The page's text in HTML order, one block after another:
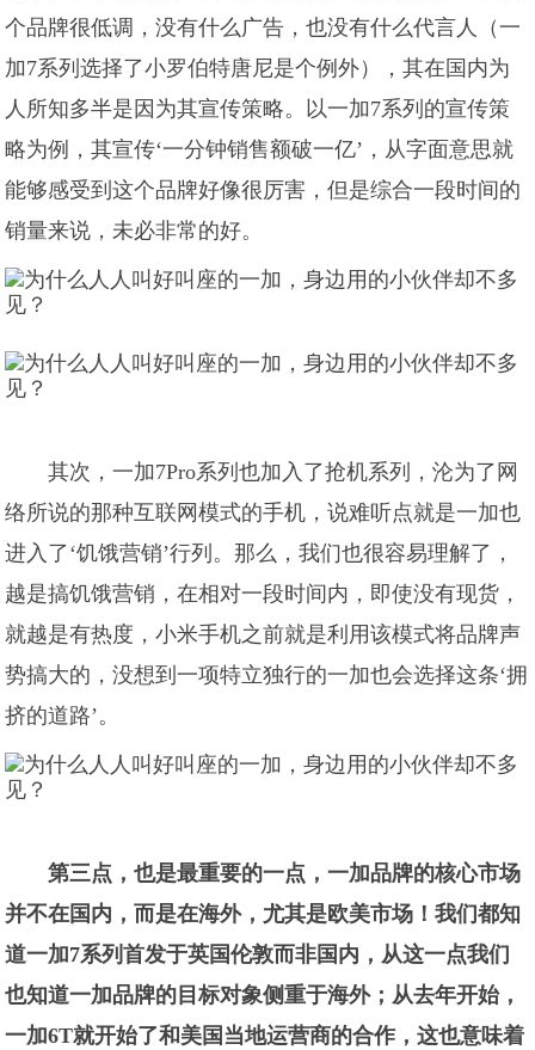
个品牌很低调，没有什么广告，也没有什么代言人（一
加7系列选择了小罗伯特唐尼是个例外），其在国内为
人所知多半是因为其宣传策略。以一加7系列的宣传策
略为例，其宣传‘一分钟销售额破一亿’，从字面意思就
能够感受到这个品牌好像很厉害，但是综合一段时间的
销量来说，未必非常的好。
其次，一加7Pro系列也加入了抢机系列，沦为了网
络所说的那种互联网模式的手机，说难听点就是一加也
进入了‘饥饿营销’行列。那么，我们也很容易理解了，
越是搞饥饿营销，在相对一段时间内，即使没有现货，
就越是有热度，小米手机之前就是利用该模式将品牌声
势搞大的，没想到一项特立独行的一加也会选择这条‘拥
挤的道路’。
第三点，也是最重要的一点，一加品牌的核心市场
并不在国内，而是在海外，尤其是欧美市场！我们都知
道一加7系列首发于英国伦敦而非国内，从这一点我们
也知道一加品牌的目标对象侧重于海外；从去年开始，
一加6T就开始了和美国当地运营商的合作，这也意味着